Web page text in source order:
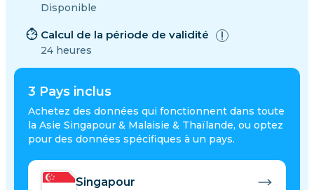
3 Pays inclus
Achetez des données qui fonctionnent dans toute
la Asie Singapour & Malaisie & Thaïlande, ou optez
pour des données spécifiques à un pays.
Singapour
Disponible
Calcul de la période de validité
24 heures